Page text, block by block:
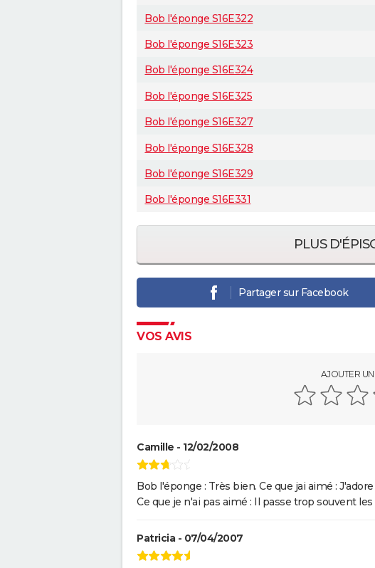
Bob l'éponge S16E322
Bob l'éponge S16E323
Bob l'éponge S16E324
Bob l'éponge S16E325
Bob l'éponge S16E327
Bob l'éponge S16E328
Bob l'éponge S16E329
Bob l'éponge S16E331
PLUS
Partager sur Facebook
VOS AVIS
AJOUTER UN
Camille - 12/02/2008
Bob l'éponge : Très bien. Ce que jai aimé :
Ce que je n'ai pas aimé : Il passe trop souvent
Patricia - 07/04/2007